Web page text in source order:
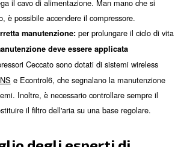
è possibile accendere il
manutenzione corretta:per
ènecessario eseguire regolarmente
compressori Ceccato sono dotati di
ICONS
ed Econtrol6, che avvisano in
o problemi. Inoltre, è